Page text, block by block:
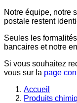
Notre équipe, notre
postale restent
Seules les
bancaires et notre
Si vous souhaitez
vous sur la page
Accueil
Produits